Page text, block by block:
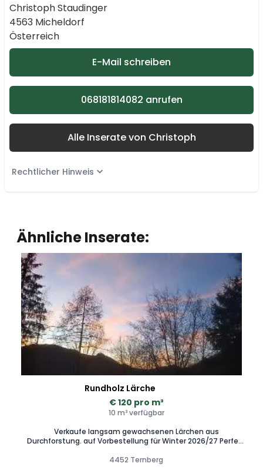
Christoph Staudinger
4563 Micheldorf
Österreich
E-Mail schreiben
068181814082 anrufen
Alle Inserate von Christoph
Rechtlicher Hinweis
Ähnliche Inserate:
Rundholz Lärche
€ 120 pro m³
10 m³ verfügbar
Verkaufe langsam gewachsenen Lärchen aus
Durchforstung. auf Vorbestellung für Winter 2026/27 Perfekt
4452 Ternberg